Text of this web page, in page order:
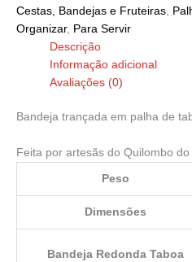
Cestas, Bandejas e Fruteiras
Organizar, Para Servir
Descrição
Informação adicional
Avaliações (0)
Bandeja trançada em palha de
Feita por artesãs do Quilombo
Peso
Dimensões
Bandeja Redonda Taboa